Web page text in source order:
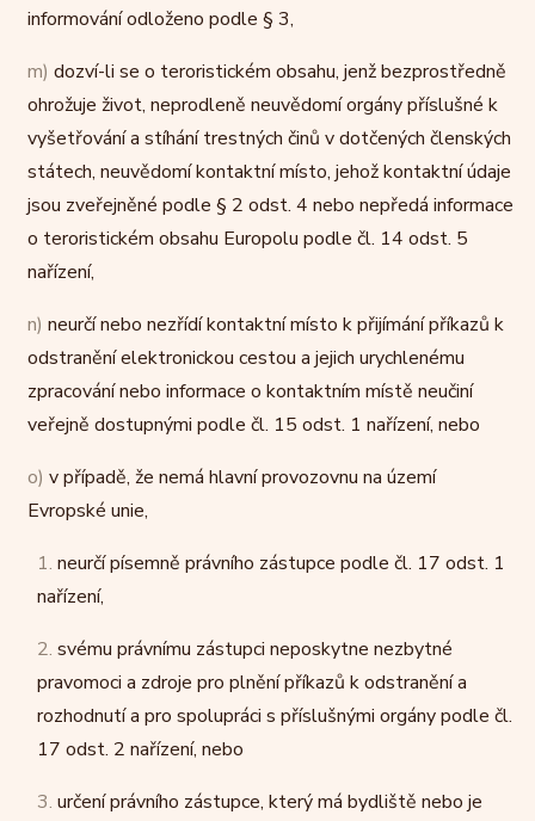
informování odloženo podle § 3,
m) dozví-li se o teroristickém obsahu, jenž bezprostředně
ohrožuje život, neprodleně neuvědomí orgány příslušné k
vyšetřování a stíhání trestných činů v dotčených členských
státech, neuvědomí kontaktní místo, jehož kontaktní údaje
jsou zveřejněné podle § 2 odst. 4 nebo nepředá informace
o teroristickém obsahu Europolu podle čl. 14 odst. 5
nařízení,
n) neurčí nebo nezřídí kontaktní místo k přijímání příkazů k
odstranění elektronickou cestou a jejich urychlenému
zpracování nebo informace o kontaktním místě neučiní
veřejně dostupnými podle čl. 15 odst. 1 nařízení, nebo
o) v případě, že nemá hlavní provozovnu na území
Evropské unie,
1. neurčí písemně právního zástupce podle čl. 17 odst. 1
nařízení,
2. svému právnímu zástupci neposkytne nezbytné
pravomoci a zdroje pro plnění příkazů k odstranění a
rozhodnutí a pro spolupráci s příslušnými orgány podle čl.
17 odst. 2 nařízení, nebo
3. určení právního zástupce, který má bydliště nebo je